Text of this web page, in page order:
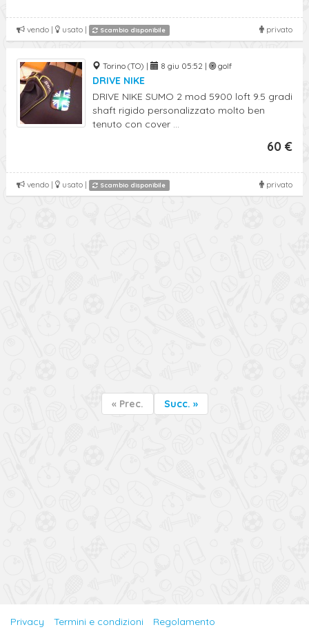
privato
vendo | usato | Scambio disponibile
Torino (TO) | 8 giu 05:52 | golf
DRIVE NIKE
DRIVE NIKE SUMO 2 mod 5900 loft 9.5 gradi
shaft rigido personalizzato molto ben
tenuto con cover ...
60 €
privato
vendo | usato | Scambio disponibile
« Prec. Succ. »
Privacy Termini e condizioni Regolamento